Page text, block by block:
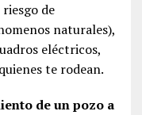
de
naturales),
eléctricos,
te rodean.
de un pozo a